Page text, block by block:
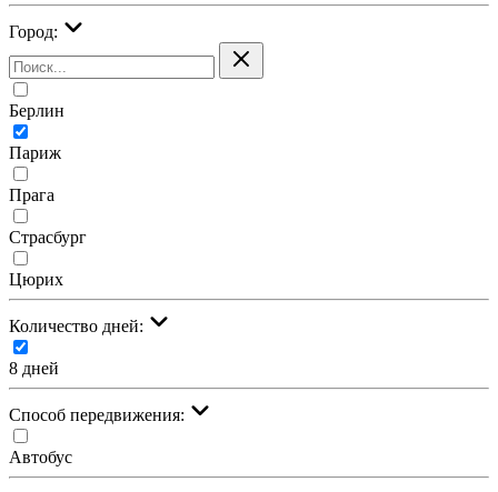
Город:
Берлин
Париж
Прага
Страсбург
Цюрих
Количество дней:
8 дней
Cпособ передвижения:
Автобус